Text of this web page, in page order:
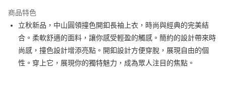
Apple Pay
街口支付
悠遊付
商品特色
立秋新品，中山圓領撞色開釦長袖上衣，時尚與經典的完美結
合。柔軟舒適的面料，讓你感受輕盈的觸感。簡約的設計帶來時
尚感，撞色設計增添亮點。開釦設計方便穿脫，展現自由的個
性。穿上它，展現你的獨特魅力，成為眾人注目的焦點。